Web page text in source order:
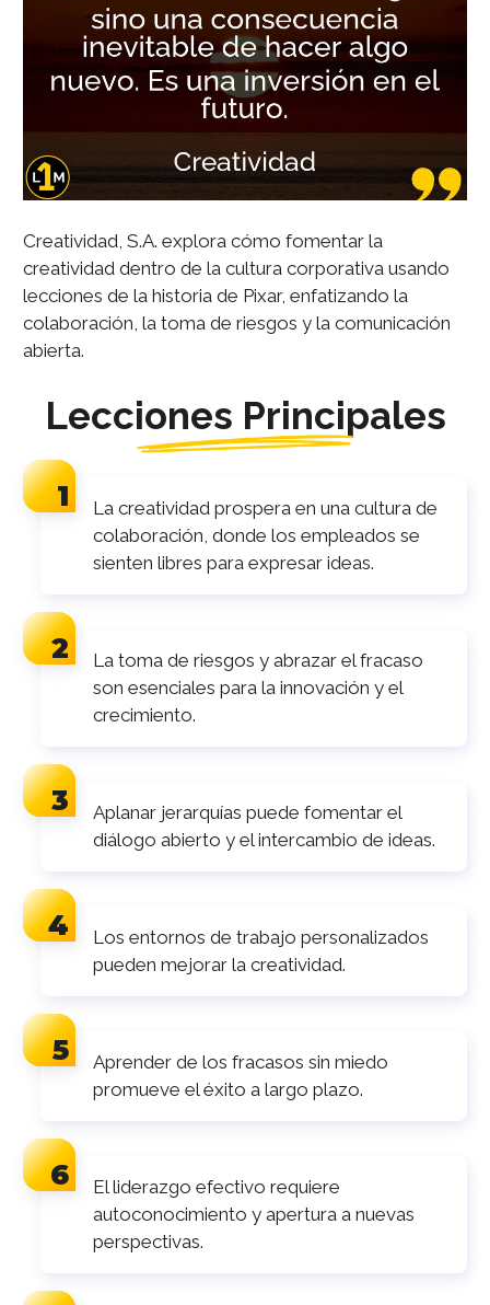
Creatividad, S.A. explora cómo fomentar la
creatividad dentro de la cultura corporativa usando
lecciones de la historia de Pixar, enfatizando la
colaboración, la toma de riesgos y la comunicación
abierta.
Lecciones Principales
La creatividad prospera en una cultura de
colaboración, donde los empleados se
sienten libres para expresar ideas.
La toma de riesgos y abrazar el fracaso
son esenciales para la innovación y el
crecimiento.
Aplanar jerarquías puede fomentar el
diálogo abierto y el intercambio de ideas.
Los entornos de trabajo personalizados
pueden mejorar la creatividad.
Aprender de los fracasos sin miedo
promueve el éxito a largo plazo.
El liderazgo efectivo requiere
autoconocimiento y apertura a nuevas
perspectivas.